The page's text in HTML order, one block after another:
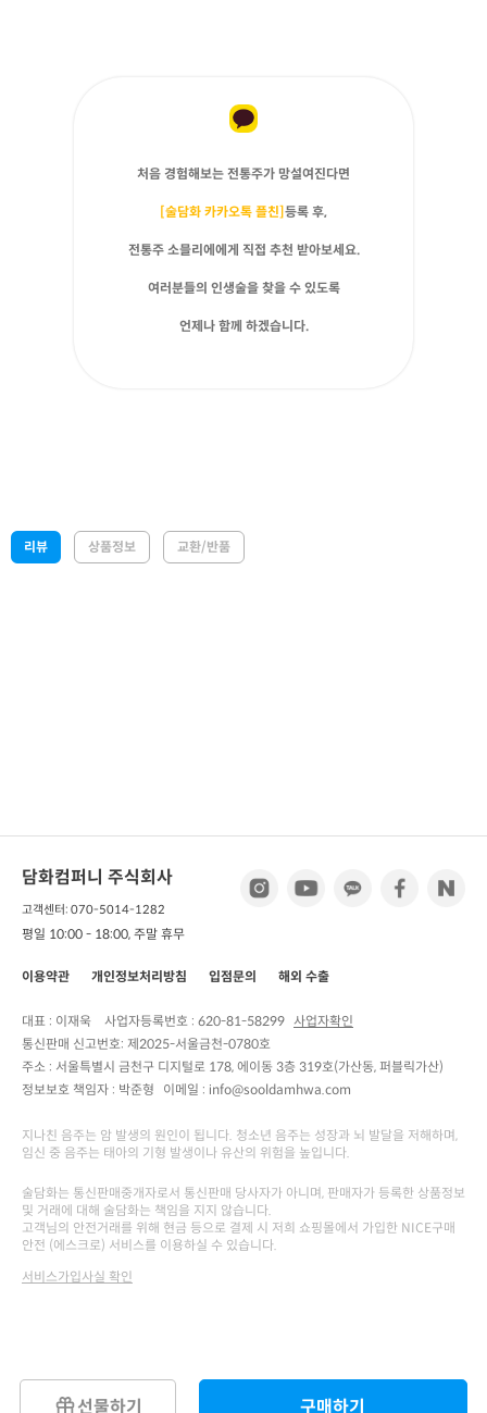
처음 경험해보는 전통주가 망설여진다면
[술담화 카카오톡 플친] 등록 후,
전통주 소믈리에에게 직접 추천 받아보세요.
여러분들의 인생술을 찾을 수 있도록
언제나 함께 하겠습니다.
리뷰 상품정보 교환/반품
선물하기 구매하기
담화컴퍼니 주식회사
고객센터: 070-5014-1282
평일 10:00 - 18:00, 주말 휴무
이용약관 개인정보처리방침 입점문의 해외 수출
대표 : 이재욱 사업자등록번호 : 620-81-58299 사업자확인
통신판매 신고번호: 제2025-서울금천-0780호
주소 : 서울특별시 금천구 디지털로 178, 에이동 3층 319호(가산동, 퍼블릭가산)
정보보호 책임자 : 박준형 이메일 : info@sooldamhwa.com
지나친 음주는 암 발생의 원인이 됩니다. 청소년 음주는 성장과 뇌 발달을 저해하며,
임신 중 음주는 태아의 기형 발생이나 유산의 위험을 높입니다.
술담화는 통신판매중개자로서 통신판매 당사자가 아니며, 판매자가 등록한 상품정보
및 거래에 대해 술담화는 책임을 지지 않습니다.
고객님의 안전거래를 위해 현금 등으로 결제 시 저희 쇼핑몰에서 가입한 NICE구매
안전 (에스크로) 서비스를 이용하실 수 있습니다.
서비스가입사실 확인